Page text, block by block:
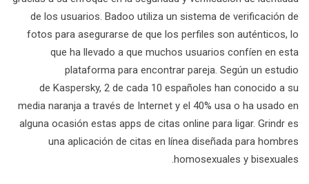
de los usuarios. Badoo utiliza un sistema de verificación de
fotos para asegurarse de que los perfiles son auténticos, lo
que ha llevado a que muchos usuarios confíen en esta
plataforma para encontrar pareja. Según un estudio
de Kaspersky, 2 de cada 10 españoles han conocido a su
media naranja a través de Internet y el 40% usa o ha usado en
alguna ocasión estas apps de citas online para ligar. Grindr es
una aplicación de citas en línea diseñada para hombres
homosexuales y bisexuales.